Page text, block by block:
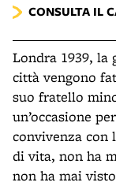
CONSULTA IL
Londra 1939, la
città vengono
suo fratello
un’occasione
convivenza con
di vita, non ha
non ha mai